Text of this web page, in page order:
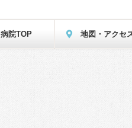
病院TOP 地図・アクセ